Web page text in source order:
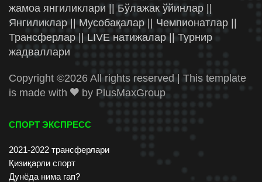
жамоа янгиликлари || Бўлажак ўйинлар ||
Янгиликлар || Мусобақалар || Чемпионатлар ||
Трансферлар || LIVE натижалар || Турнир
жадваллари
Copyright ©2026 All rights reserved | This template
is made with
by PlusMaxGroup
СПОРТ ЭКСПРЕСС
2021-2022 трансферлари
Қизиқарли спорт
Дунёда нима гап?